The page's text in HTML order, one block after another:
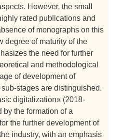
However, the small
rated publications and
of monographs on this
degree of maturity of the
the need for further
and methodological
of development of
stages are distinguished.
digitalization» (2018-
by the formation of a
the further development of
industry, with an emphasis